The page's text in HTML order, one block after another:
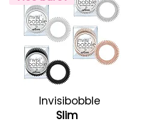
Invisibobble
Slim